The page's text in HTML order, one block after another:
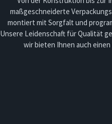
maßgeschneiderte
montiert mit Sorgfalt und
Unsere Leidenschaft für Qualität
wir bieten Ihnen auch